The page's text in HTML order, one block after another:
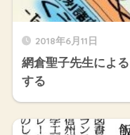
2018年6月11日
網倉聖子先生によ
する